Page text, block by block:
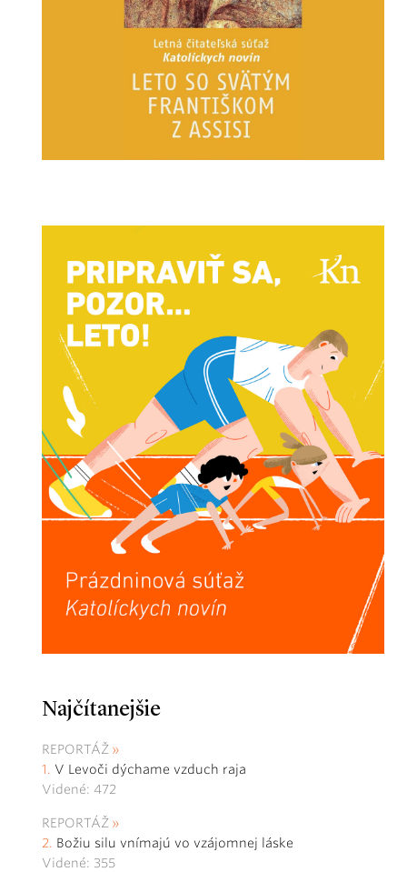
Najčítanejšie
REPORTÁŽ
V Levoči dýchame vzduch raja
Videné: 472
REPORTÁŽ
Božiu silu vnímajú vo vzájomnej láske
Videné: 355